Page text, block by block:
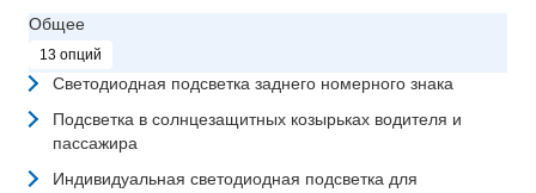
Общее
13 опций
Светодиодная подсветка заднего номерного знака
Подсветка в солнцезащитных козырьках водителя и
пассажира
Индивидуальная светодиодная подсветка для